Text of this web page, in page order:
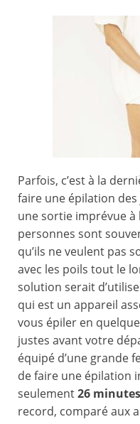
Parfois, c’est à la
faire une épilation
une sortie imprévue à
personnes sont
qu’ils ne veulent pas
avec les poils tout le
solution serait
qui est un appareil
vous épiler en
justes avant votre
équipé d’une grande
de faire une épilation
seulement26 minutes
record, comparé aux